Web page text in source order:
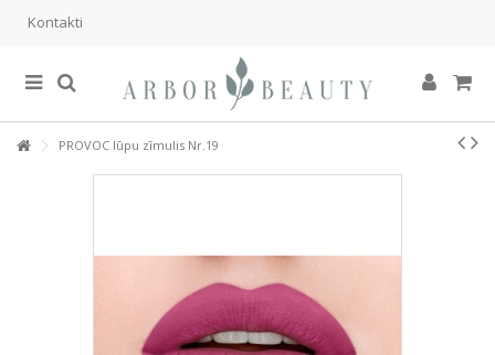
Kontakti
PROVOC lūpu zīmulis Nr.19